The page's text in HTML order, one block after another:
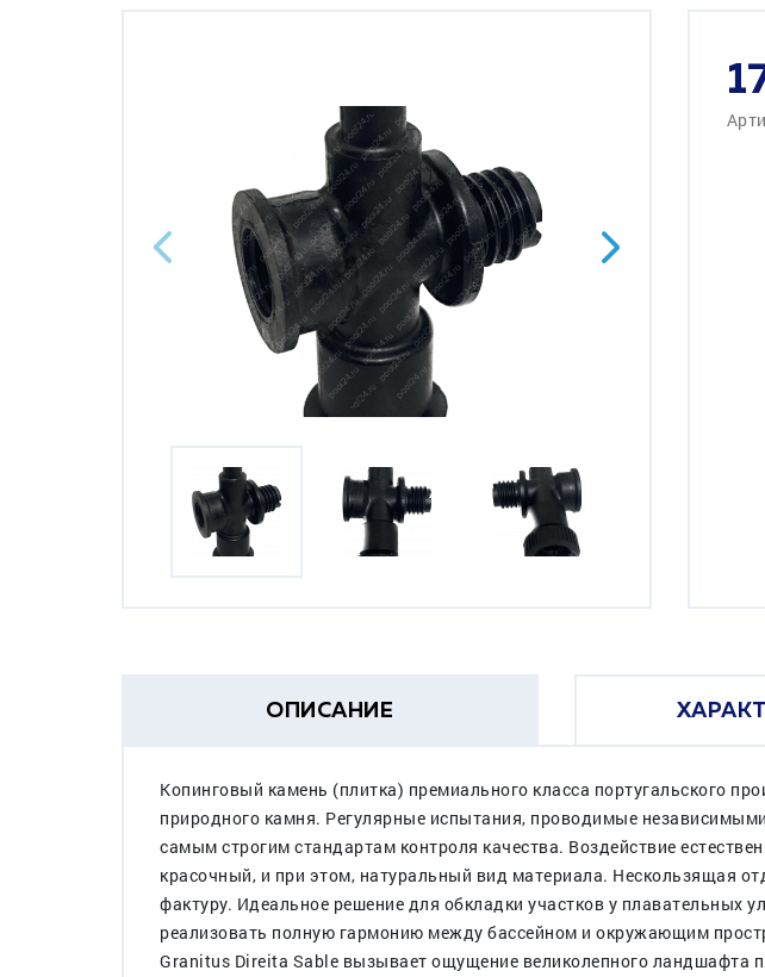
ОПИСАНИЕ
Копинговый камень (плитка) премиального класса португальского
природного камня. Регулярные испытания, проводимые
самым строгим стандартам контроля качества. Воздействие
красочный, и при этом, натуральный вид материала. Нескользящая
фактуру. Идеальное решение для обкладки участков у плавательных
реализовать полную гармонию между бассейном и окружающим
Granitus Direita Sable вызывает ощущение великолепного ландшафта